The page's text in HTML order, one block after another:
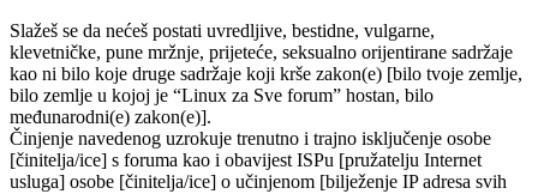
Slažeš se da nećeš postati uvredljive, bestidne, vulgarne,
klevetničke, pune mržnje, prijeteće, seksualno orijentirane sadržaje
kao ni bilo koje druge sadržaje koji krše zakon(e) [bilo tvoje zemlje,
bilo zemlje u kojoj je “Linux za Sve forum” hostan, bilo
međunarodni(e) zakon(e)].
Činjenje navedenog uzrokuje trenutno i trajno isključenje osobe
[činitelja/ice] s foruma kao i obavijest ISPu [pružatelju Internet
usluga] osobe [činitelja/ice] o učinjenom [bilježenje IP adresa svih